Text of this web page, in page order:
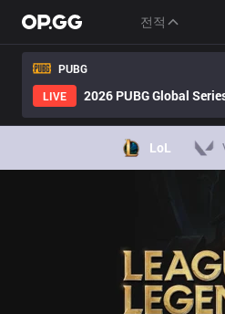
전적
PUBG
LIVE
2026 PUBG Global
LoL